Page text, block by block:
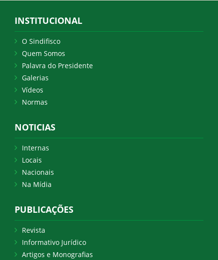
INSTITUCIONAL
O Sindifisco
Quem Somos
Palavra do Presidente
Galerias
Vídeos
Normas
NOTICIAS
Internas
Locais
Nacionais
Na Mídia
PUBLICAÇÕES
Revista
Informativo Jurídico
Artigos e Monografias